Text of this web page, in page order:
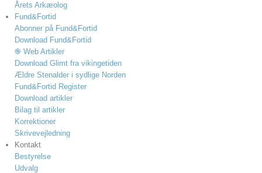
Årets Arkæolog
Fund&Fortid
Abonner på Fund&Fortid
Download Fund&Fortid
֎ Web Artikler
Download Glimt fra vikingetiden
Ældre Stenalder i sydlige Norden
Fund&Fortid Register
Download artikler
Bilag til artikler
Korrektioner
Skrivevejledning
Kontakt
Bestyrelse
Udvalg